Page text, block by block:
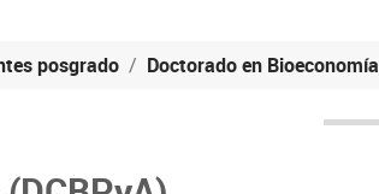
posgrado Doctorado en Bioeconomía